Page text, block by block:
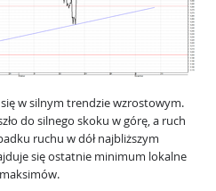
w silnym trendzie wzrostowym.
do silnego skoku w górę, a ruch
ruchu w dół najbliższym
się ostatnie minimum lokalne